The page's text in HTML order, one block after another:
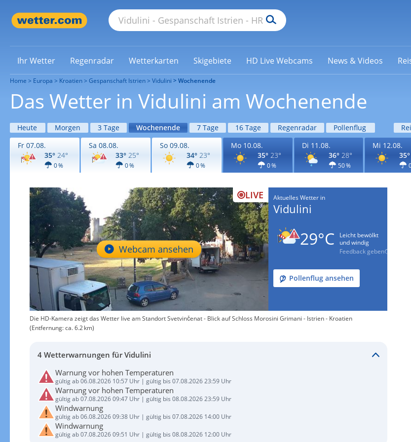
Ihr Wetter Regenradar Wetterkarten Skigebiete HD Live Webcams News & Videos
Home Europa Kroatien Gespanschaft Istrien Vidulini Wochenende
Das Wetter in Vidulini am Wochenende
Heute Morgen 3 Tage Wochenende 7 Tage 16 Tage Regenradar Pollenflug
Fr 07.08.
35° 24°
0 %
Sa 08.08.
33° 25°
0 %
So 09.08.
34° 23°
0 %
Mo 10.08.
35° 23°
0 %
Di 11.08.
36° 28°
50 %
Mi 12.08.
35°
LIVE
Webcam ansehen
Aktuelles Wetter in
Vidulini
29°C
Leicht bewölkt
und windig
Feedback geben
Pollenflug ansehen
Die HD-Kamera zeigt das Wetter live am Standort Svetvinčenat - Blick auf Schloss Morosini Grimani - Istrien - Kroatien
(Entfernung: ca. 6.2 km)
4 Wetterwarnungen für Vidulini
Warnung vor hohen Temperaturen
gültig ab 06.08.2026 10:57 Uhr | gültig bis 07.08.2026 23:59 Uhr
Warnung vor hohen Temperaturen
gültig ab 07.08.2026 09:47 Uhr | gültig bis 08.08.2026 23:59 Uhr
Windwarnung
gültig ab 06.08.2026 09:38 Uhr | gültig bis 07.08.2026 14:00 Uhr
Windwarnung
gültig ab 07.08.2026 09:51 Uhr | gültig bis 08.08.2026 12:00 Uhr